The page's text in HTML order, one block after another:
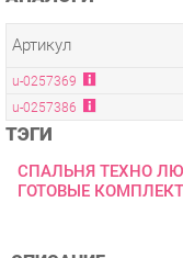
u-0257369
u-0257386
ТЭГИ
СПАЛЬНЯ ТЕХНО
ГОТОВЫЕ
ОПИСАНИЕ